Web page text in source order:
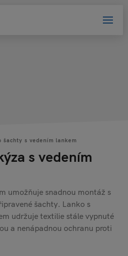
šachty s vedením lankem
s vedením
umožňuje snadnou montáž s
šachty. Lanko s
udržuje textilie stále vypnuté
a nenápadnou ochranu proti